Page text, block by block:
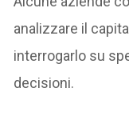
analizzare il
interrogarlo su
decisioni.